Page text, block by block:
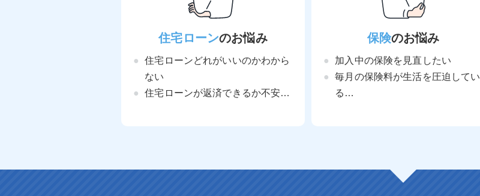
住宅ローンのお悩み
住宅ローンどれがいいのかわから
ない
住宅ローンが返済できるか不安…
保険のお悩み
加入中の保険を見直したい
毎月の保険料が生活を圧迫してい
る…